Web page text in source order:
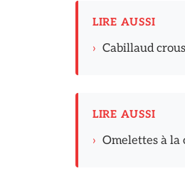
LIRE AUSSI
› Cabillaud
LIRE AUSSI
› Omelettes à la